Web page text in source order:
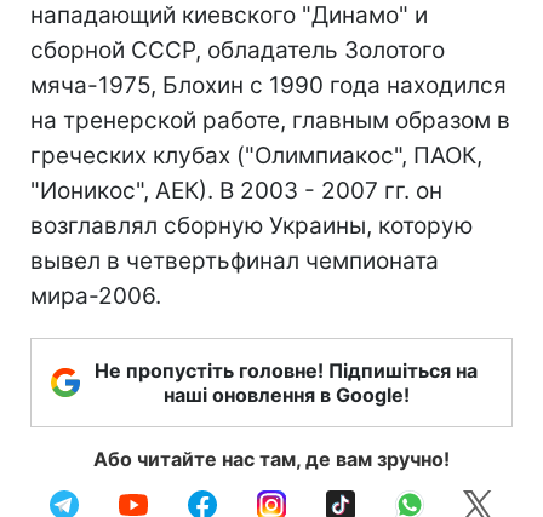
нападающий киевского "Динамо" и
сборной СССР, обладатель Золотого
мяча-1975, Блохин с 1990 года находился
на тренерской работе, главным образом в
греческих клубах ("Олимпиакос", ПАОК,
"Ионикос", АЕК). В 2003 - 2007 гг. он
возглавлял сборную Украины, которую
вывел в четвертьфинал чемпионата
мира-2006.
Не пропустіть головне! Підпишіться на
наші оновлення в Google!
Або читайте нас там, де вам зручно!